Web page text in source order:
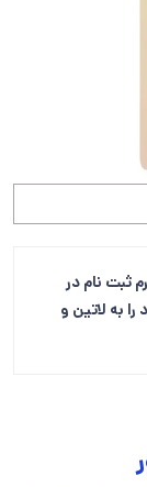
ثبت نام در
به لاتین و